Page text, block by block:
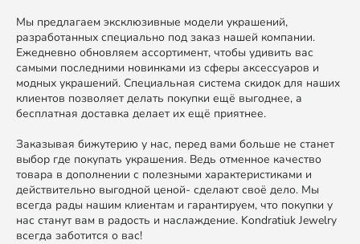
Мы предлагаем эксклюзивные модели украшений,
разработанных специально под заказ нашей компании.
Ежедневно обновляем ассортимент, чтобы удивить вас
самыми последними новинками из сферы аксессуаров и
модных украшений. Специальная система скидок для наших
клиентов позволяет делать покупки ещё выгоднее, а
бесплатная доставка делает их ещё приятнее.
Заказывая бижутерию у нас, перед вами больше не станет
выбор где покупать украшения. Ведь отменное качество
товара в дополнении с полезными характеристиками и
действительно выгодной ценой- сделают своё дело. Мы
всегда рады нашим клиентам и гарантируем, что покупки у
нас станут вам в радость и наслаждение. Kondratiuk Jewelry
всегда заботится о вас!